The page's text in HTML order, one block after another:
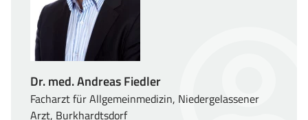
Dr. med. Andreas Fiedler
Facharzt für Allgemeinmedizin, Niedergelassener
Arzt, Burkhardtsdorf